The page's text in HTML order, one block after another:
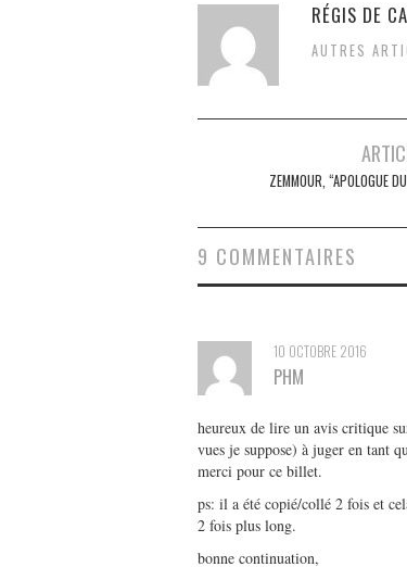
RÉGIS DE
AUTRES
navigationZEMMOUR, “APOLOGUE
9 COMMENTAIRES
10 OCTOBRE 2016
PHM
heureux de lire un avis critique
vues je suppose) à juger en tant
merci pour ce billet.
ps: il a été copié/collé 2 fois et
2 fois plus long.
bonne continuation,